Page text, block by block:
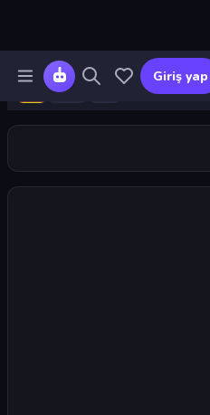
Giriş yap
5